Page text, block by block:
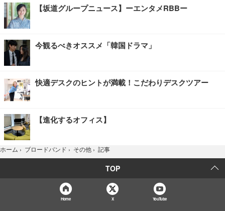
【坂道グループニュース】ーエンタメRBBー
今観るべきオススメ「韓国ドラマ」
快適デスクのヒントが満載！こだわりデスクツアー
【進化するオフィス】
ホーム › ブロードバンド › その他 › 記事
TOP
Home X YouTube